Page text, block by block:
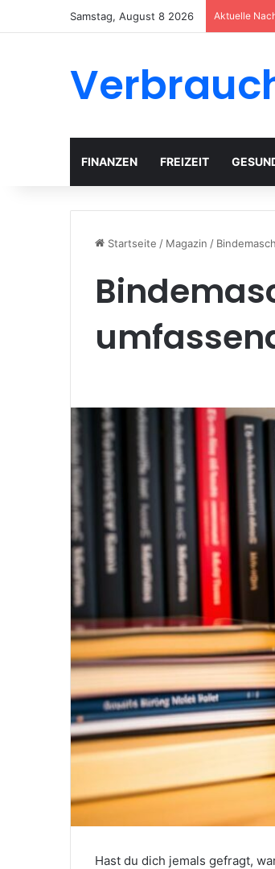
Samstag, August 8 2026 Aktuelle
FINANZEN FREIZEIT
Startseite / Magazin /
Hast du dich jemals gefragt,